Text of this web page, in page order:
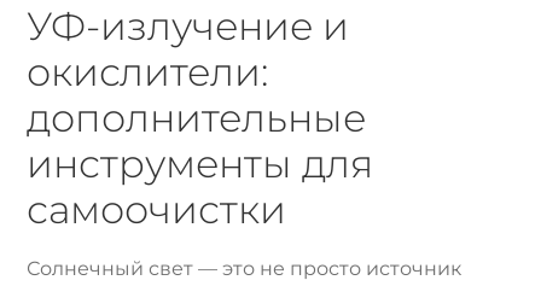
УФ-излучение и
окислители:
дополнительные
инструменты для
самоочистки
Солнечный свет — это не просто источник